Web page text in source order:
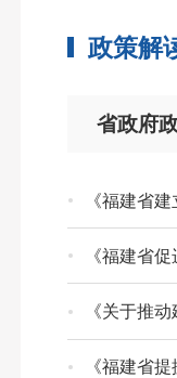
政策解
省政府
《福建省
《福建省
《关于推
《福建省